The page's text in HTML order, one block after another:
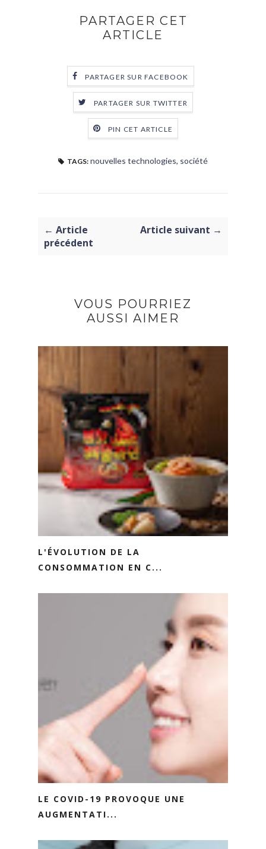
PARTAGER CET
ARTICLE
PARTAGER SUR FACEBOOK
PARTAGER SUR TWITTER
PIN CET ARTICLE
TAGS: nouvelles technologies, société
← Article
précédent
Article suivant →
VOUS POURRIEZ
AUSSI AIMER
L'ÉVOLUTION DE LA
CONSOMMATION EN C...
LE COVID-19 PROVOQUE UNE
AUGMENTATI...